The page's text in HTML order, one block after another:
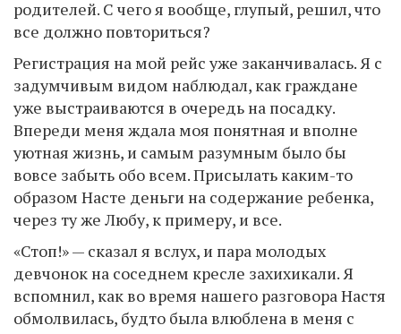
родителей. С чего я вообще, глупый, решил, что
все должно повториться?
Регистрация на мой рейс уже заканчивалась. Я с
задумчивым видом наблюдал, как граждане
уже выстраиваются в очередь на посадку.
Впереди меня ждала моя понятная и вполне
уютная жизнь, и самым разумным было бы
вовсе забыть обо всем. Присылать каким-то
образом Насте деньги на содержание ребенка,
через ту же Любу, к примеру, и все.
«Стоп!» — сказал я вслух, и пара молодых
девчонок на соседнем кресле захихикали. Я
вспомнил, как во время нашего разговора Настя
обмолвилась, будто была влюблена в меня с